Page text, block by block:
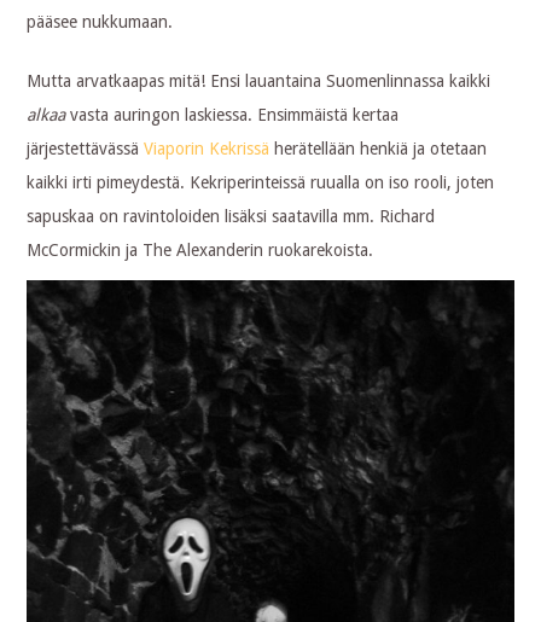
pääsee nukkumaan.
Mutta arvatkaapas mitä! Ensi lauantaina Suomenlinnassa kaikki
alkaavasta auringon laskiessa. Ensimmäistä kertaa
järjestettävässäViaporin Kekrissä herätellään henkiä ja otetaan
kaikki irti pimeydestä. Kekriperinteissä ruualla on iso rooli, joten
sapuskaa on ravintoloiden lisäksi saatavilla mm. Richard
McCormickin ja The Alexanderin ruokarekoista.